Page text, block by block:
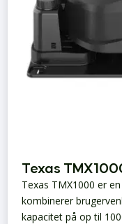
Texas
Texas TMX1000 er
kombinerer
kapacitet på op til